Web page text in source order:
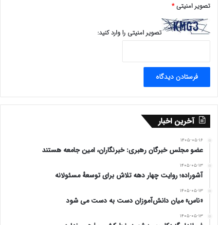
تصویر امنیتی*
تصویر امنیتی را وارد کنید:
آخرین اخبار
۱۴۰۵-۰۵-۱۶
عضو مجلس خبرگان رهبری: خبرنگاران، امین جامعه هستند
۱۴۰۵-۰۵-۱۳
آشوراده؛ روایت چهار دهه تلاش برای توسعهٔ مسئولانه
۱۴۰۵-۰۵-۱۳
«ناس» میان دانش‌آموزان دست به دست می شود
۱۴۰۵-۰۵-۱۳